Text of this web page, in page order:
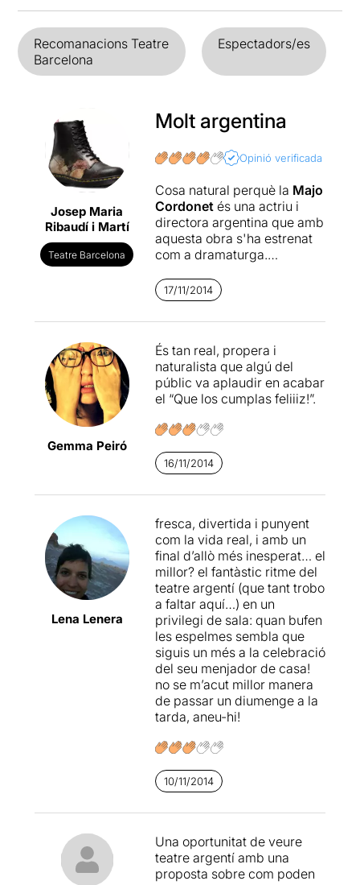
Recomanacions Teatre
Barcelona
Espectadors/es
Josep Maria
Ribaudí i Martí
Teatre Barcelona
Molt argentina
Opinió verificada
Cosa natural perquè la Majo
Cordonetés una actriu i
directora argentina que amb
aquesta obra s'ha estrenat
com a dramaturga.
primal'ha encertada;
comèdia o drama? les dues
coses perquè retrata la vida
convivència és dramàtica,
però per sort arrenca
somriures i també riures.
Bona direcció que ha portat
seu paper. Brillen
perquè tenen els dos
bombons del repartiment: la
germana curteta i la
Llegiu-ne més.
17/11/2014
Gemma Peiró
És tan real, propera i
naturalista que algú del
públic va aplaudir en acabar
el “Que los cumplas feliiiz!”.
16/11/2014
Lena Lenera
fresca, divertida i punyent
com la vida real, i amb un
final d’allò més inesperat… el
millor? el fantàstic ritme del
teatre argentí (que tant trobo
a faltar aquí…) en un
privilegi de sala: quan bufen
les espelmes sembla que
siguis un més a la celebració
del seu menjador de casa!
no se m’acut millor manera
de passar un diumenge a la
tarda, aneu-hi!
10/11/2014
Una oportunitat de veure
teatre argentí amb una
proposta sobre com poden